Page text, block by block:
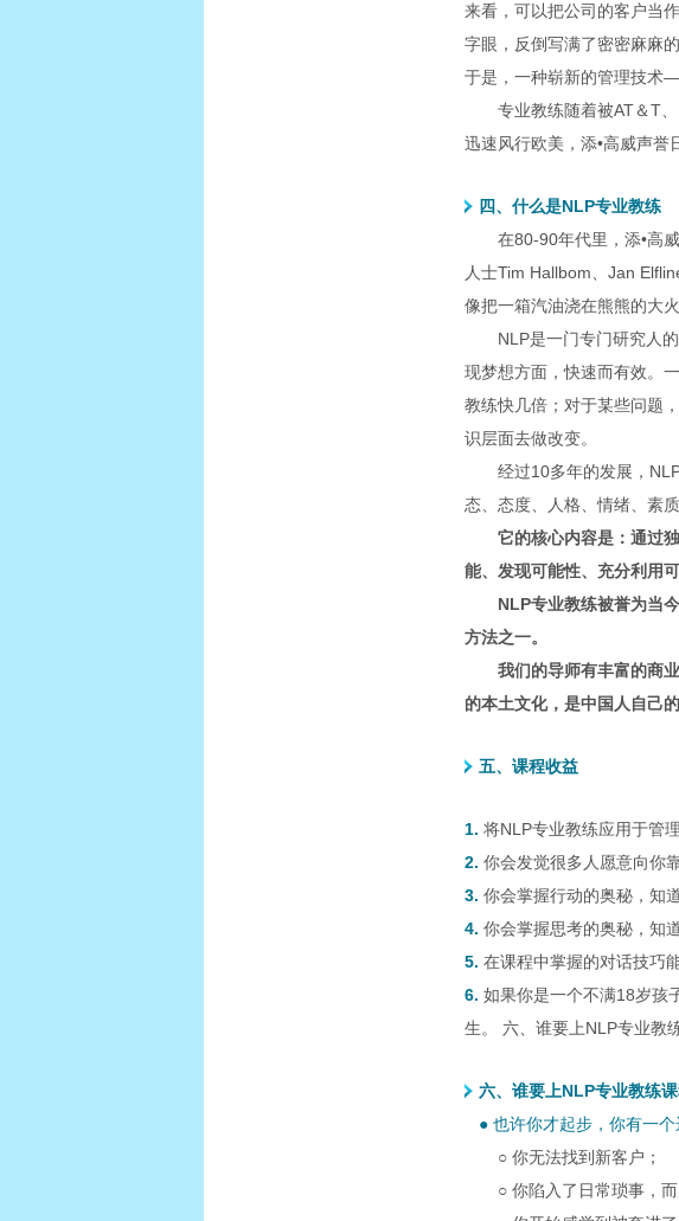
来看，可以把公司的客户当
字眼，反倒写满了密密麻麻
于是，一种崭新的管理技术
专业教练随着被AT＆T
迅速风行欧美，添•高威声誉
四、什么是NLP专业教练
在80-90年代里，添•高
人士Tim Hallbom、Jan
像把一箱汽油浇在熊熊的大
NLP是一门专门研究人
现梦想方面，快速而有效。
教练快几倍；对于某些问题
识层面去做改变。
经过10多年的发展，
态、态度、人格、情绪、素
它的核心内容是：通过
能、发现可能性、充分利用
NLP专业教练被誉为当
方法之一。
我们的导师有丰富的商
的本土文化，是中国人自己
五、课程收益
1. 将NLP专业教练应用于管
2. 你会发觉很多人愿意向你
3. 你会掌握行动的奥秘，知
4. 你会掌握思考的奥秘，知
5. 在课程中掌握的对话技巧
6. 如果你是一个不满18岁孩
生。 六、谁要上NLP专业教
六、谁要上NLP专业教练
● 也许你才起步，你有一
○ 你无法找到新客户；
○ 你陷入了日常琐事，